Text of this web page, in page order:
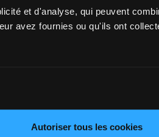
et d'analyse, qui peuvent
avez fournies ou qu'ils ont
Autoriser tous les cookies